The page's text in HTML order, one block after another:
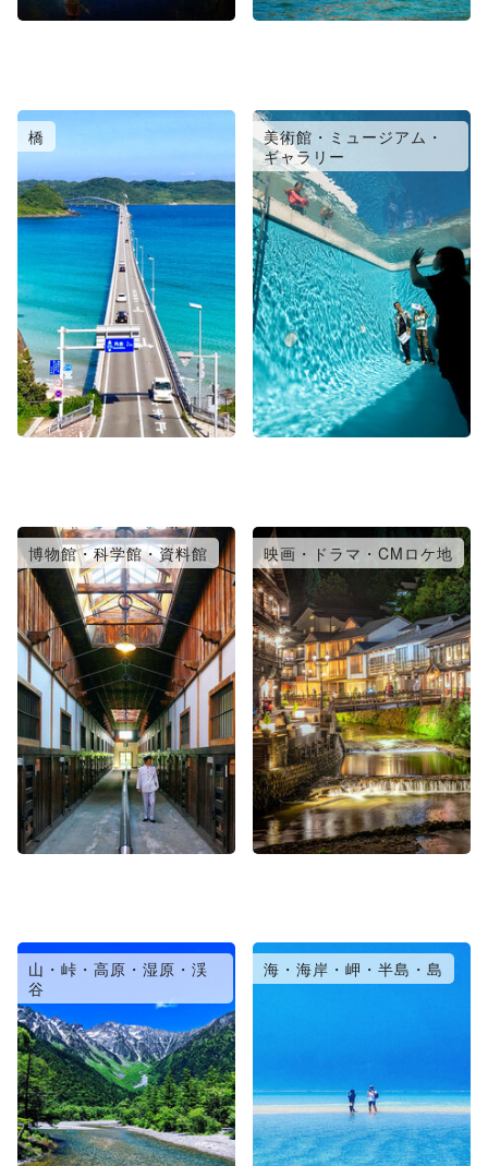
橋
美術館・ミュージアム・
ギャラリー
博物館・科学館・資料館 映画・ドラマ・CMロケ地
山・峠・高原・湿原・渓
谷
海・海岸・岬・半島・島